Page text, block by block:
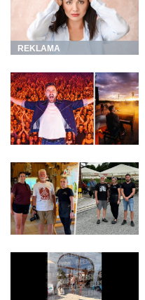
REKLAMA